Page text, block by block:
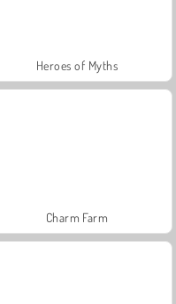
Heroes of Myths
Charm Farm